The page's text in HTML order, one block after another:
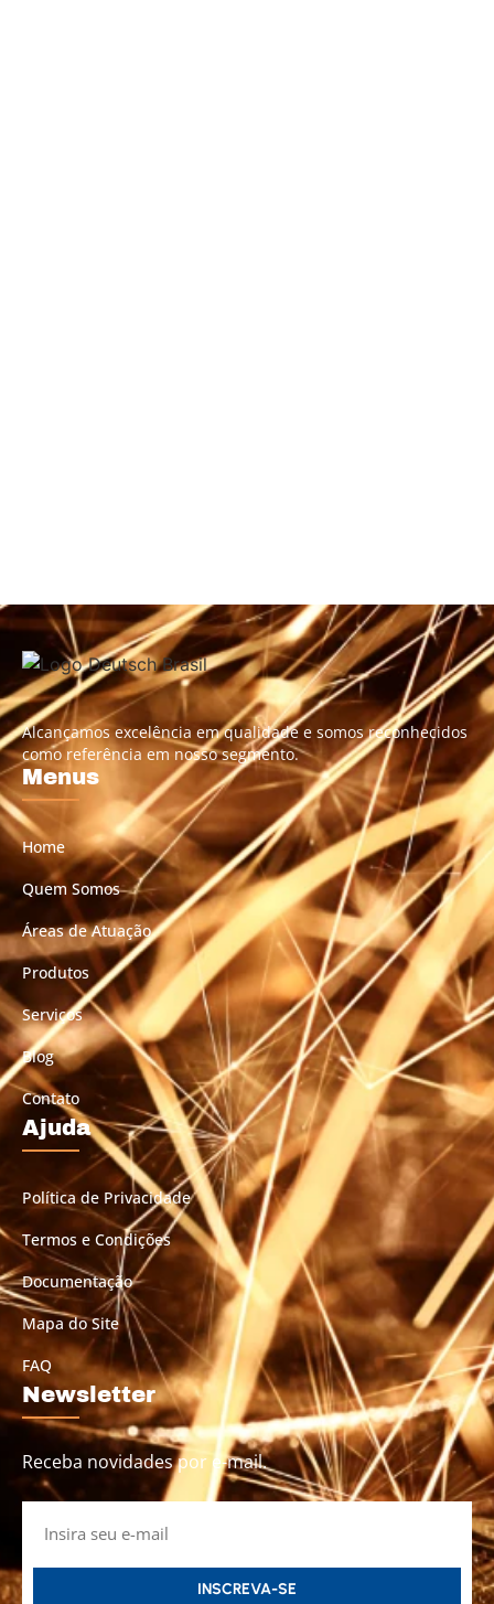
Alcançamos excelência em qualidade e somos reconhecidos
como referência em nosso segmento.
Menus
Home
Quem Somos
Áreas de Atuação
Produtos
Serviços
Blog
Contato
Ajuda
Política de Privacidade
Termos e Condições
Documentação
Mapa do Site
FAQ
Newsletter
Receba novidades por e-mail.
INSCREVA-SE